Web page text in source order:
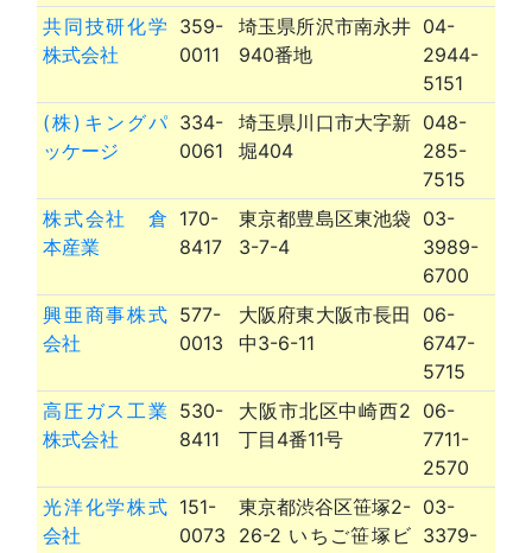
共同技研化学
株式会社
359-
0011
埼玉県所沢市南永井
940番地
04-
2944-
5151
(株)キングパ
ッケージ
334-
0061
埼玉県川口市大字新
堀404
048-
285-
7515
株式会社 倉
本産業
170-
8417
東京都豊島区東池袋
3-7-4
03-
3989-
6700
興亜商事株式
会社
577-
0013
大阪府東大阪市長田
中3-6-11
06-
6747-
5715
高圧ガス工業
株式会社
530-
8411
大阪市北区中崎西2
丁目4番11号
06-
7711-
2570
光洋化学株式
会社
151-
0073
東京都渋谷区笹塚2-
26-2 いちご笹塚ビ
03-
3379-